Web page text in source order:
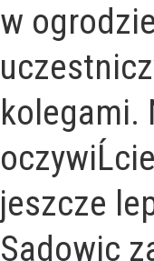
w
kolegami.
jeszcze
Sadowic